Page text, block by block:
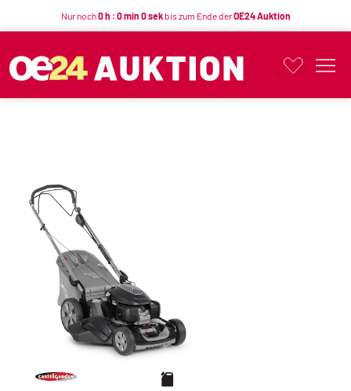
Nur noch0 h : 0 min 0 sekbis zum Ende derOE24 Auktion